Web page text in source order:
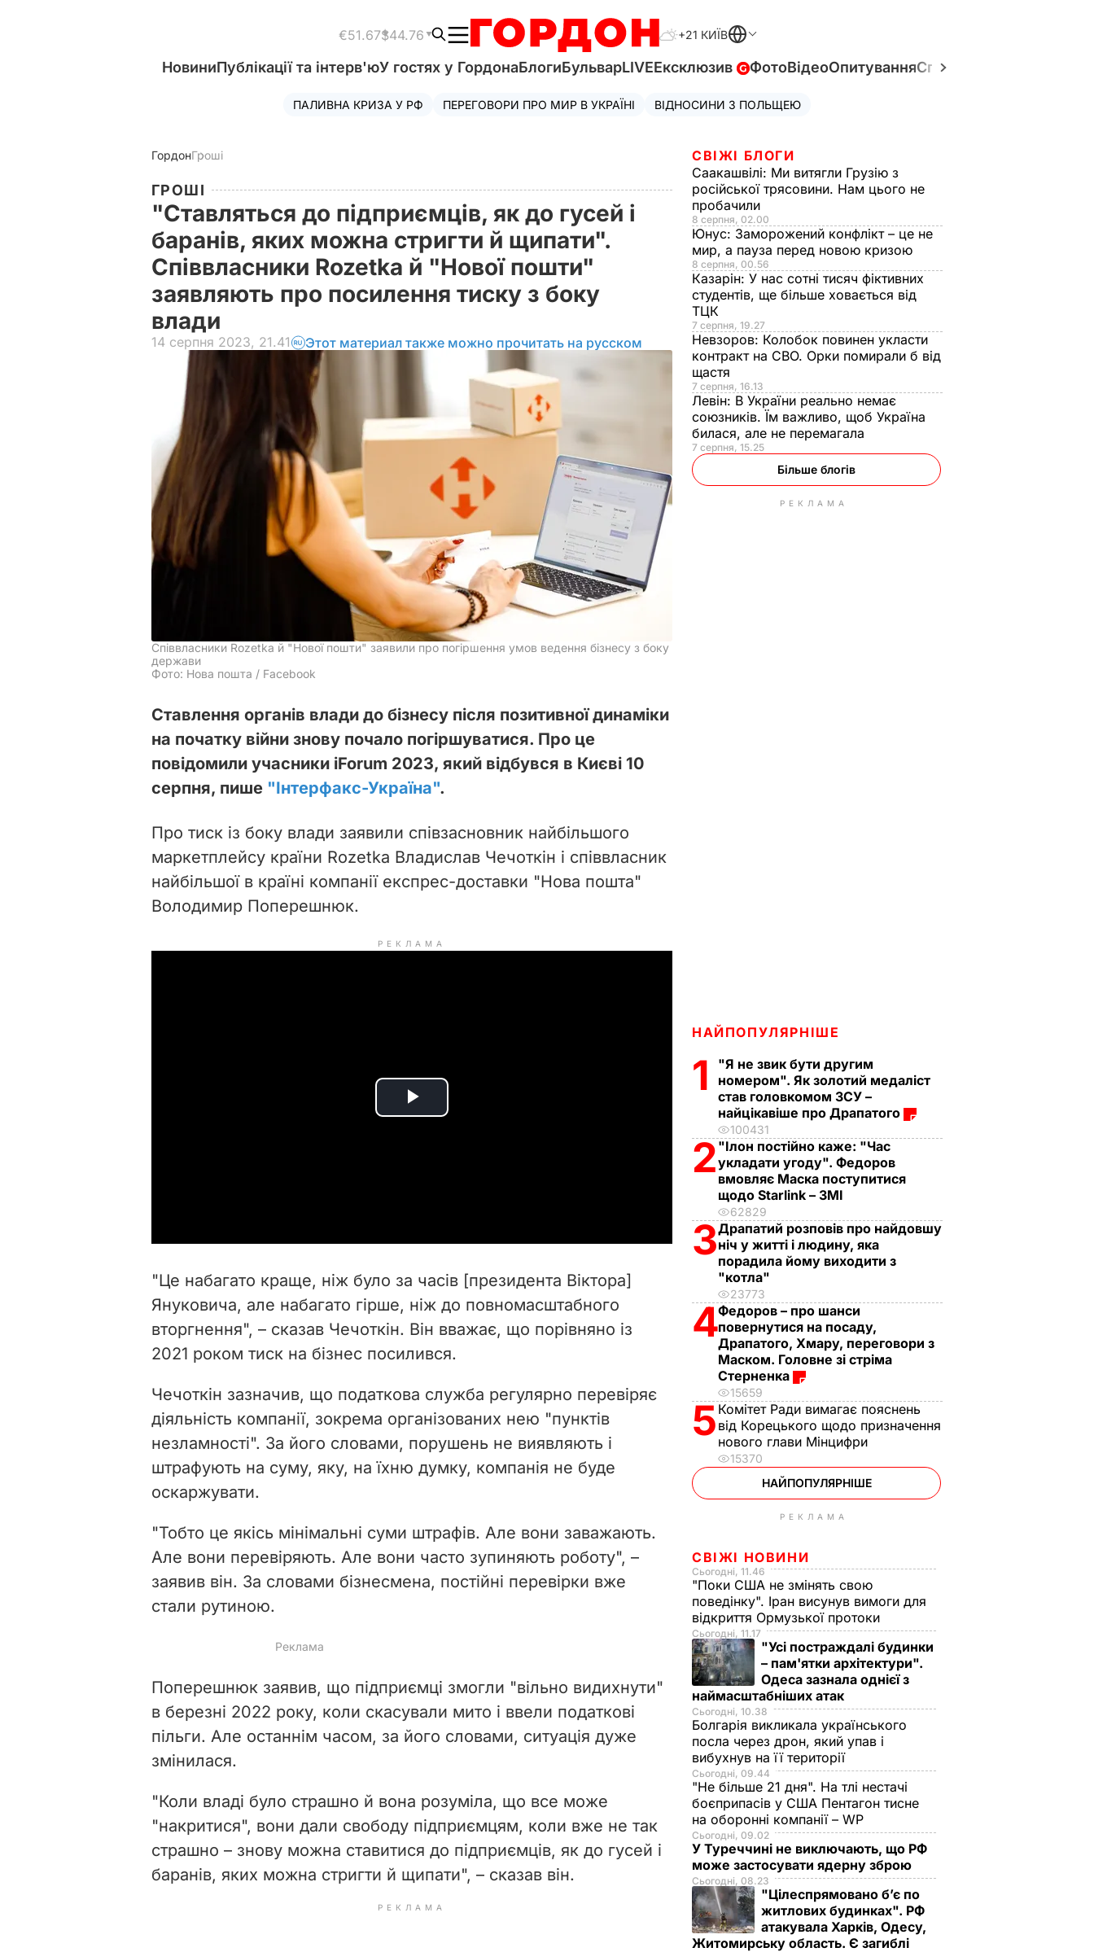
€51.67$44.76 +21 КИЇВ
НовиниПублікації та інтерв'юУ гостях у ГордонаБлогиБульварLIVEЕксклюзив ФотоВідеоОпитуванняСпецпроєкти
ПАЛИВНА КРИЗА У РФ ПЕРЕГОВОРИ ПРО МИР В УКРАЇНІ ВІДНОСИНИ З ПОЛЬЩЕЮ
ГордонГроші
ГРОШІ
"Ставляться до підприємців, як до гусей і
баранів, яких можна стригти й щипати".
Співвласники Rozetka й "Нової пошти"
заявляють про посилення тиску з боку
влади
14 серпня 2023, 21.41 Этот материал также можно прочитать на русском
Співвласники Rozetka й "Нової пошти" заявили про погіршення умов ведення бізнесу з боку
держави
Фото: Нова пошта / Facebook
Ставлення органів влади до бізнесу після позитивної динаміки
на початку війни знову почало погіршуватися. Про це
повідомили учасники iForum 2023, який відбувся в Києві 10
серпня, пише "Інтерфакс-Україна".
Про тиск із боку влади заявили співзасновник найбільшого
маркетплейсу країни Rozetka Владислав Чечоткін і співвласник
найбільшої в країні компанії експрес-доставки "Нова пошта"
Володимир Поперешнюк.
РЕКЛАМА
P
i
d
o
"Це набагато краще, ніж було за часів [президента Віктора]
Януковича, але набагато гірше, ніж до повномасштабного
вторгнення", – сказав Чечоткін. Він вважає, що порівняно із
2021 роком тиск на бізнес посилився.
Чечоткін зазначив, що податкова служба регулярно перевіряє
діяльність компанії, зокрема організованих нею "пунктів
незламності". За його словами, порушень не виявляють і
штрафують на суму, яку, на їхню думку, компанія не буде
оскаржувати.
"Тобто це якісь мінімальні суми штрафів. Але вони заважають.
Але вони перевіряють. Але вони часто зупиняють роботу", –
заявив він. За словами бізнесмена, постійні перевірки вже
стали рутиною.
Поперешнюк заявив, що підприємці змогли "вільно видихнути"
в березні 2022 року, коли скасували мито і ввели податкові
пільги. Але останнім часом, за його словами, ситуація дуже
змінилася.
"Коли владі було страшно й вона розуміла, що все може
"накритися", вони дали свободу підприємцям, коли вже не так
страшно – знову можна ставитися до підприємців, як до гусей і
баранів, яких можна стригти й щипати", – сказав він.
РЕКЛАМА
СВІЖІ БЛОГИ
Саакашвілі: Ми витягли Грузію з
російської трясовини. Нам цього не
пробачили
8 серпня, 02.00
Юнус: Заморожений конфлікт – це не
мир, а пауза перед новою кризою
8 серпня, 00.56
Казарін: У нас сотні тисяч фіктивних
студентів, ще більше ховається від
ТЦК
7 серпня, 19.27
Невзоров: Колобок повинен укласти
контракт на СВО. Орки помирали б від
щастя
7 серпня, 16.13
Левін: В України реально немає
союзників. Їм важливо, щоб Україна
билася, але не перемагала
7 серпня, 15.25
Більше блогів
РЕКЛАМА
НАЙПОПУЛЯРНІШЕ
1
"Я не звик бути другим
номером". Як золотий медаліст
став головкомом ЗСУ –
найцікавіше про Драпатого
100431
2 "Ілон постійно каже: "Час
укладати угоду". Федоров
вмовляє Маска поступитися
щодо Starlink – ЗМІ
62829
3Драпатий розповів про найдовшу
ніч у житті і людину, яка
порадила йому виходити з
"котла"
23773
4Федоров – про шанси
повернутися на посаду,
Драпатого, Хмару, переговори з
Маском. Головне зі стріма
Стерненка
15659
5 Комітет Ради вимагає пояснень
від Корецького щодо призначення
нового глави Мінцифри
15370
НАЙПОПУЛЯРНІШЕ
РЕКЛАМА
СВІЖІ НОВИНИ
Сьогодні, 11.46
"Поки США не змінять свою
поведінку". Іран висунув вимоги для
відкриття Ормузької протоки
Сьогодні, 11.17
"Усі постраждалі будинки
– пам'ятки архітектури".
Одеса зазнала однієї з
наймасштабніших атак
Сьогодні, 10.38
Болгарія викликала українського
посла через дрон, який упав і
вибухнув на її території
Сьогодні, 09.44
"Не більше 21 дня". На тлі нестачі
боєприпасів у США Пентагон тисне
на оборонні компанії – WP
Сьогодні, 09.02
У Туреччині не виключають, що РФ
може застосувати ядерну зброю
Сьогодні, 08.23
"Цілеспрямовано бʼє по
житлових будинках". РФ
атакувала Харків, Одесу,
Житомирську область. Є загиблі